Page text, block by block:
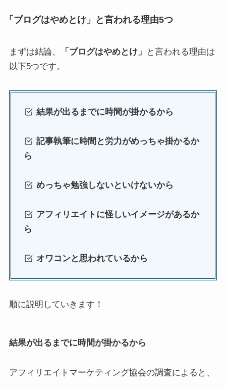
「ブログはやめとけ」と言われる理由5つ
まずは結論、 「ブログはやめとけ」
と言われる理由は
以下5つです。
結果が出るまでに時間が掛かるから
記事執筆に時間と労力がめっちゃ掛かるか
ら
めっちゃ勉強しないといけないから
アフィリエイトに怪しいイメージがあるか
ら
オワコンと思われているから
順に説明していきます！
結果が出るまでに時間が掛かるから
アフィリエイトマーケティング協会の調査によると、